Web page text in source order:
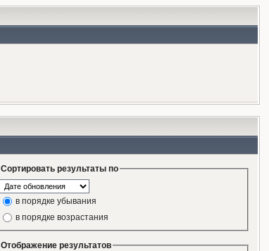
Сортировать результаты по
в порядке убывания
в порядке возрастания
Отображение результатов